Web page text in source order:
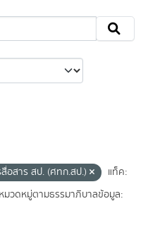
สื่อสาร สป. (ศทก.สป.)
แท็ค:
หมวดหมู่ตามธรรมาภิบาลข้อมูล: